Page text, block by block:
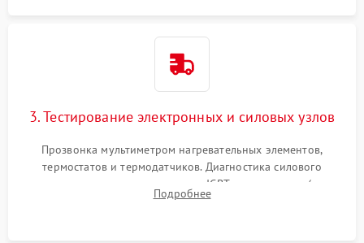
3. Тестирование электронных и силовых узлов
Прозвонка мультиметром нагревательных элементов,
термостатов и термодатчиков. Диагностика силового
модуля, реле, диодных мостов и IGBT-транзисторов (для
индукции). Проверка кранов и газ-контроля (для газовых
Подробнее